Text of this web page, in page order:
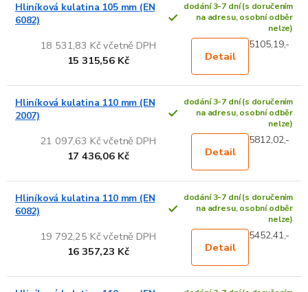
Hliníková kulatina 105 mm (EN
6082)
dodání 3-7 dní (s doručením
na adresu, osobní odběr
nelze)
18 531,83 Kč včetně DPH
15 315,56 Kč
Detail
5105,19,-
Hliníková kulatina 110 mm (EN
2007)
dodání 3-7 dní (s doručením
na adresu, osobní odběr
nelze)
21 097,63 Kč včetně DPH
17 436,06 Kč
Detail
5812,02,-
Hliníková kulatina 110 mm (EN
6082)
dodání 3-7 dní (s doručením
na adresu, osobní odběr
nelze)
19 792,25 Kč včetně DPH
16 357,23 Kč
Detail
5452,41,-